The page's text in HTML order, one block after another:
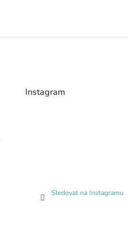
Instagram
Sledovat na Instagramu